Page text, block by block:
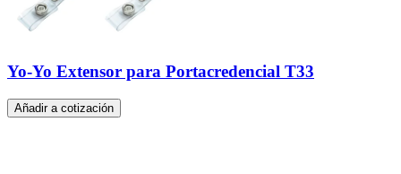
Yo-Yo Extensor para Portacredencial T33
Añadir a cotización